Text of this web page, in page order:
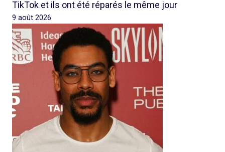
TikTok et ils ont été réparés le même jour
9 août 2026